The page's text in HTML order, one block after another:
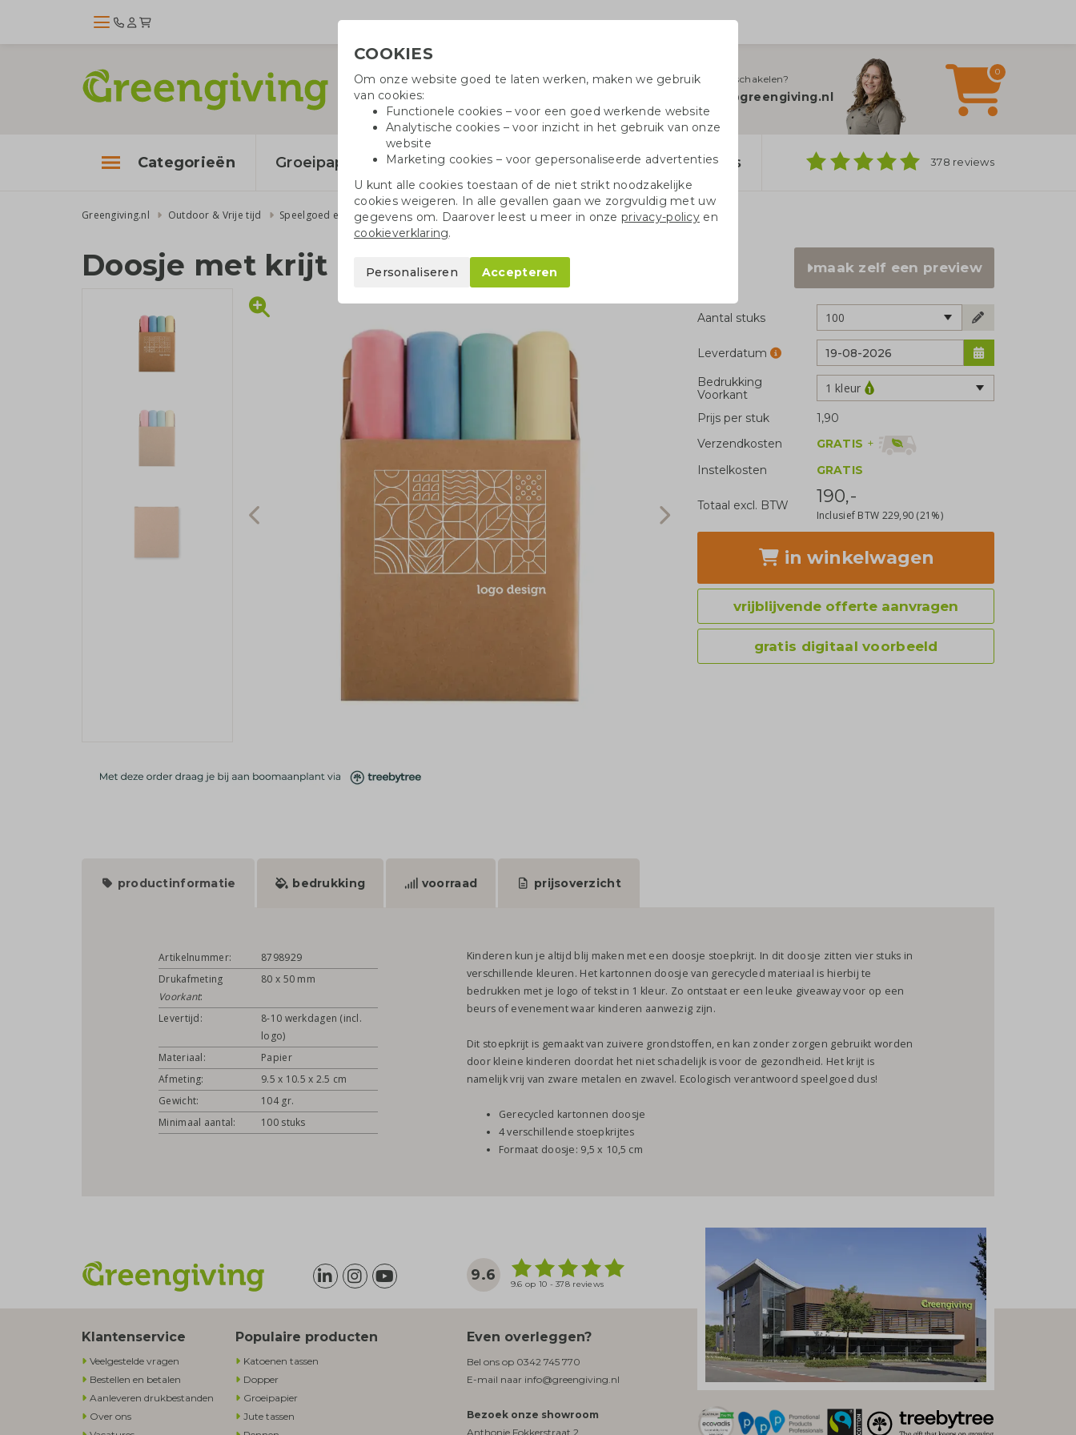
Hulplijn inschakelen?
info@greengiving.nl
0
Categorieën Groeipapier Katoenen tassen Pennen Doppers 378 reviews
Greengiving.nl Outdoor & Vrije tijd Speelgoed en spellen Speelgoed Doosje met krijt
Doosje met krijt maak zelf een preview
Aantal stuks 100
Leverdatum
Bedrukking
Voorkant
1 kleur
Prijs per stuk
1,90
Verzendkosten
GRATIS +
Instelkosten
GRATIS
Totaal excl. BTW 190,-
Inclusief BTW 229,90 (21%)
in winkelwagen
vrijblijvende offerte aanvragen
gratis digitaal voorbeeld
productinformatie bedrukking voorraad prijsoverzicht
Artikelnummer:
8798929
Drukafmeting
Voorkant:
80 x 50 mm
Levertijd:
8-10 werkdagen (incl.
logo)
Materiaal:
Papier
Afmeting:
9.5 x 10.5 x 2.5 cm
Gewicht:
104 gr.
Minimaal aantal:
100 stuks
Kinderen kun je altijd blij maken met een doosje stoepkrijt. In dit doosje zitten vier stuks in
verschillende kleuren. Het kartonnen doosje van gerecycled materiaal is hierbij te
bedrukken met je logo of tekst in 1 kleur. Zo ontstaat er een leuke giveaway voor op een
beurs of evenement waar kinderen aanwezig zijn.
Dit stoepkrijt is gemaakt van zuivere grondstoffen, en kan zonder zorgen gebruikt worden
door kleine kinderen doordat het niet schadelijk is voor de gezondheid. Het krijt is
namelijk vrij van zware metalen en zwavel. Ecologisch verantwoord speelgoed dus!
Gerecycled kartonnen doosje
4 verschillende stoepkrijtes
Formaat doosje: 9,5 x 10,5 cm
9.6
9.6 op 10 - 378 reviews
Klantenservice
Veelgestelde vragen
Bestellen en betalen
Aanleveren drukbestanden
Over ons
Populaire producten
Katoenen tassen
Dopper
Groeipapier
Jute tassen
Even overleggen?
Bel ons op 0342 745 770
E-mail naar info@greengiving.nl
Bezoek onze showroom
Anthonie Fokkerstraat 2
COOKIES
Om onze website goed te laten werken, maken we gebruik
van cookies:
Functionele cookies – voor een goed werkende website
Analytische cookies – voor inzicht in het gebruik van onze
website
Marketing cookies – voor gepersonaliseerde advertenties
U kunt alle cookies toestaan of de niet strikt noodzakelijke
cookies weigeren. In alle gevallen gaan we zorgvuldig met uw
gegevens om. Daarover leest u meer in onzeprivacy-policyen
cookieverklaring.
Personaliseren Accepteren